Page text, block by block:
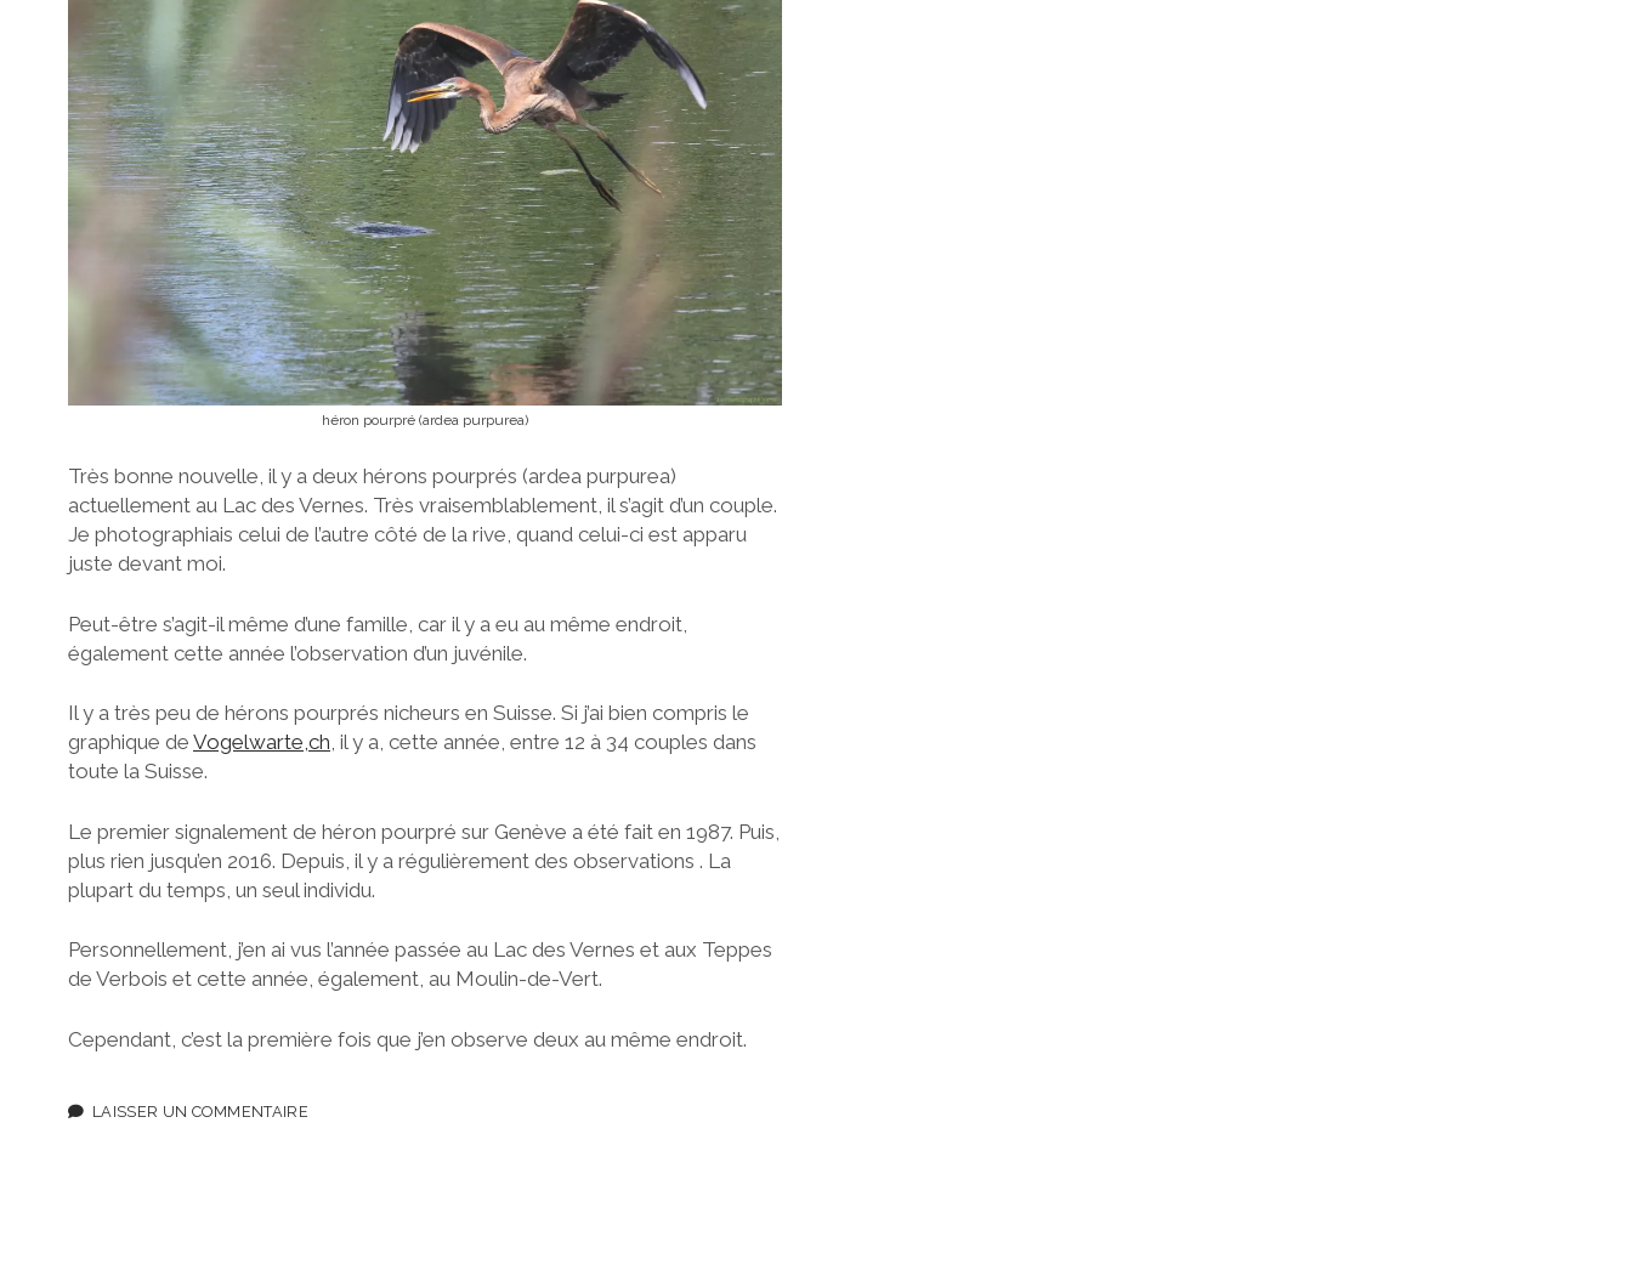
héron pourpré (ardea purpurea)
Très bonne nouvelle, il y a deux hérons pourprés (ardea purpurea)
actuellement au Lac des Vernes. Très vraisemblablement, il s’agit d’un couple.
Je photographiais celui de l’autre côté de la rive, quand celui-ci est apparu
juste devant moi.
Peut-être s’agit-il même d’une famille, car il y a eu au même endroit,
également cette année l’observation d’un juvénile.
Il y a très peu de hérons pourprés nicheurs en Suisse. Si j’ai bien compris le
graphique de Vogelwarte,ch, il y a, cette année, entre 12 à 34 couples dans
toute la Suisse.
Le premier signalement de héron pourpré sur Genève a été fait en 1987. Puis,
plus rien jusqu’en 2016. Depuis, il y a régulièrement des observations . La
plupart du temps, un seul individu.
Personnellement, j’en ai vus l’année passée au Lac des Vernes et aux Teppes
de Verbois et cette année, également, au Moulin-de-Vert.
Cependant, c’est la première fois que j’en observe deux au même endroit.
LAISSER UN COMMENTAIRE